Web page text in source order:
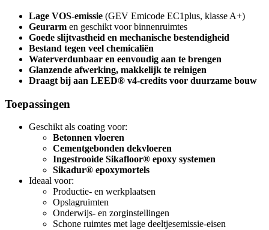
Lage VOS-emissie (GEV Emicode EC1plus, klasse A+)
Geurarm en geschikt voor binnenruimtes
Goede slijtvastheid en mechanische bestendigheid
Bestand tegen veel chemicaliën
Waterverdunbaar en eenvoudig aan te brengen
Glanzende afwerking, makkelijk te reinigen
Draagt bij aan LEED® v4-credits voor duurzame bouw
Toepassingen
Geschikt als coating voor:
Betonnen vloeren
Cementgebonden dekvloeren
Ingestrooide Sikafloor® epoxy systemen
Sikadur® epoxymortels
Ideaal voor:
Productie- en werkplaatsen
Opslagruimten
Onderwijs- en zorginstellingen
Schone ruimtes met lage deeltjesemissie-eisen